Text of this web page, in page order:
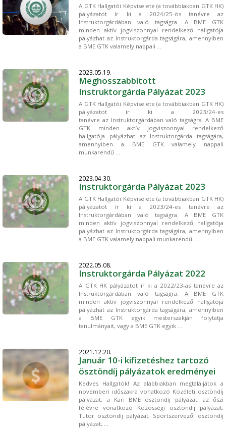
A GTK Hallgatói Képviselete (a továbbiakban GTK HK)
pályázatot ír ki a 2024/25-ös tanévre az
Instruktorgárdában való tagságra. A BME GTK
minden aktív jogviszonnyal rendelkező hallgatója
pályázhat az Instruktorgárda tagságára, amennyiben
a BME GTK valamely nappali ...
2023.05.19.
Meghosszabbított
Instruktorgárda Pályázat 2023
A GTK Hallgatói Képviselete (a továbbiakban GTK HK)
pályázatot ír ki a 2023/24-es
tanévre az Instruktorgárdában való tagságra. A BME
GTK minden aktív jogviszonnyal rendelkező
hallgatója pályázhat az Instruktorgárda tagságára,
amennyiben a BME GTK valamely nappali
munkarendű ...
2023.04.30.
Instruktorgárda Pályázat 2023
A GTK Hallgatói Képviselete (a továbbiakban GTK HK)
pályázatot ír ki a 2023/24-es tanévre az
Instruktorgárdában való tagságra. A BME GTK
minden aktív jogviszonnyal rendelkező hallgatója
pályázhat az Instruktorgárda tagságára, amennyiben
a BME GTK valamely nappali munkarendű ...
2022.05.08.
Instruktorgárda Pályázat 2022
A GTK HK pályázatot ír ki a 2022/23-as tanévre az
Instruktorgárdában való tagságra. A BME GTK
minden aktív jogviszonnyal rendelkező hallgatója
pályázhat az Instruktorgárda tagságára, amennyiben
a BME GTK egyik mesterszakján folytatja
tanulmányait, vagy a BME GTK egyik ...
2021.12.20.
Január 10-i kifizetéshez tartozó
ösztöndíj pályázatok eredményei
Kedves Hallgatók! Az alábbiakban megtaláljátok a
novemberi időszakra vonatkozó Közéleti ösztöndíj
pályázat, a Kari BME ösztöndíj pályázat, az őszi
félévre vonatkozó Közösségi ösztöndíj pályázat,
Tutor ösztöndíj pályázat, Sportszervezői ösztöndíj
pályázat, ...